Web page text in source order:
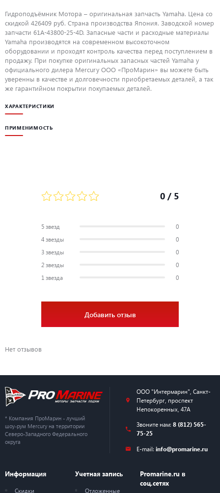
Гидроподъёмник Мотора – оригинальная запчасть Yamaha. Цена со
скидкой 426409 руб. Страна производства Япония. Заводской номер
запчасти 61A-43800-25-4D. Запасные части и расходные материалы
Yamaha производятся на современном высокоточном
оборудовании и проходят контроль качества перед поступлением в
продажу. При покупке оригинальных запасных частей Yamaha у
официального дилера Mercury ООО «ПроМарин» вы можете быть
уверенны в качестве и долговечности приобретаемых деталей, а так
же гарантийном покрытии покупаемых деталей.
ХАРАКТЕРИСТИКИ
ПРИМЕНИМОСТЬ
0 / 5
5 звезд
0
4 звезды
0
3 звезды
0
2 звезды
0
1 звезда
0
Добавить отзыв
Нет отзывов
* Компания ПроМарин - лучший
шоу-рум Mercury на территории
Северо-Западного Федерального
округа
ООО "Интермарин" Санкт-
Петербург, проспект
Непокоренных, 47А
Звоните нам: 8 (812) 565-
75-25
E-mail: info@promarine.ru
Информация
Скидки
Учетная запись
Отложенные
Promarine.ru в
соц.сетях